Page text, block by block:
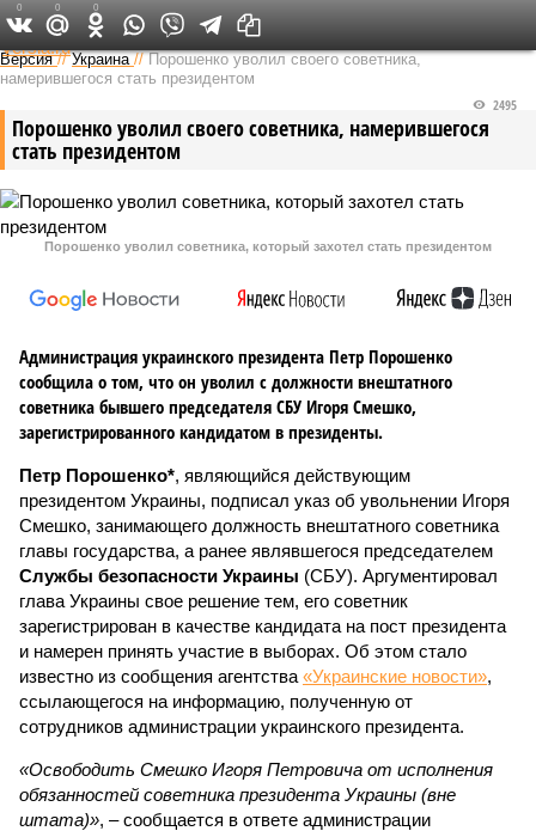
Федеральный выпуск
Версия //Украина //Порошенко уволил своего советника,
намерившегося стать президентом
Порошенко уволил своего советника, намерившегося
стать президентом
2495
Порошенко уволил советника, который захотел стать президентом
Администрация украинского президента Петр Порошенко
сообщила о том, что он уволил с должности внештатного
советника бывшего председателя СБУ Игоря Смешко,
зарегистрированного кандидатом в президенты.
Петр Порошенко*, являющийся действующим
президентом Украины, подписал указ об увольнении Игоря
Смешко, занимающего должность внештатного советника
главы государства, а ранее являвшегося председателем
Службы безопасности Украины (СБУ). Аргументировал
глава Украины свое решение тем, его советник
зарегистрирован в качестве кандидата на пост президента
и намерен принять участие в выборах. Об этом стало
известно из сообщения агентства «Украинские новости»,
ссылающегося на информацию, полученную от
сотрудников администрации украинского президента.
«Освободить Смешко Игоря Петровича от исполнения
обязанностей советника президента Украины (вне
штата)», – сообщается в ответе администрации
0 0 0